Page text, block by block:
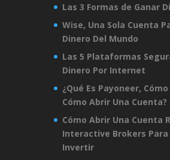
Las 3 Formas de Ganar
Wise, Una Sola Cuenta
Dinero Del Mundo
Las 5 Plataformas
Dinero Por Internet
¿Qué Es Payoneer,
Cómo Abrir Una Cuenta?
Cómo Abrir Una Cuenta
Interactive Brokers Para
Invertir